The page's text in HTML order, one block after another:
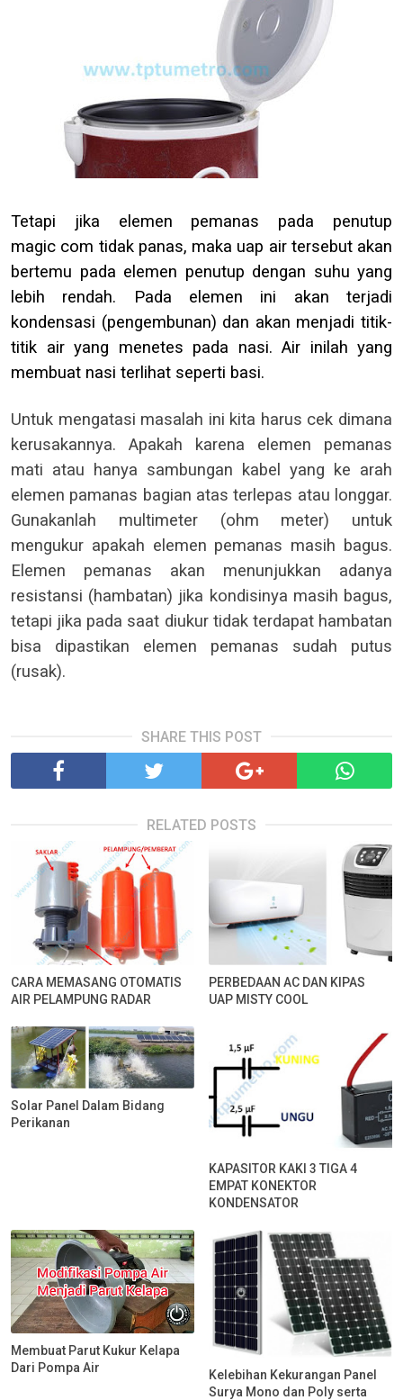
Tetapi jika elemen pemanas pada penutup
magic com tidak panas, maka uap air tersebut akan
bertemu pada elemen penutup dengan suhu yang
lebih rendah. Pada elemen ini akan terjadi
kondensasi (pengembunan) dan akan menjadi titik-
titik air yang menetes pada nasi. Air inilah yang
membuat nasi terlihat seperti basi.
Untuk mengatasi masalah ini kita harus cek dimana
kerusakannya. Apakah karena elemen pemanas
mati atau hanya sambungan kabel yang ke arah
elemen pamanas bagian atas terlepas atau longgar.
Gunakanlah multimeter (ohm meter) untuk
mengukur apakah elemen pemanas masih bagus.
Elemen pemanas akan menunjukkan adanya
resistansi (hambatan) jika kondisinya masih bagus,
tetapi jika pada saat diukur tidak terdapat hambatan
bisa dipastikan elemen pemanas sudah putus
(rusak).
SHARE THIS POST
RELATED POSTS
CARA MEMASANG OTOMATIS
AIR PELAMPUNG RADAR
PERBEDAAN AC DAN KIPAS
UAP MISTY COOL
Solar Panel Dalam Bidang
Perikanan
KAPASITOR KAKI 3 TIGA 4
EMPAT KONEKTOR
KONDENSATOR
Membuat Parut Kukur Kelapa
Dari Pompa Air
Kelebihan Kekurangan Panel
Surya Mono dan Poly serta